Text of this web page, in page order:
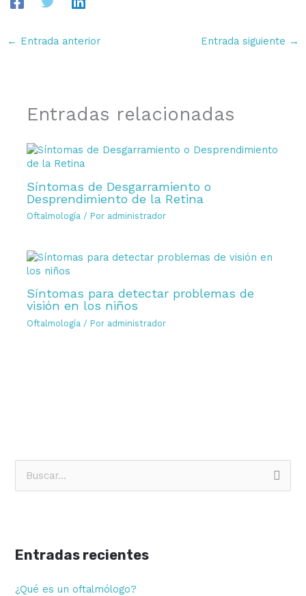
← Entrada anterior Entrada siguiente →
Entradas relacionadas
Síntomas de Desgarramiento o
Desprendimiento de la Retina
Oftalmología / Por administrador
Síntomas para detectar problemas de
visión en los niños
Oftalmología / Por administrador
a
Entradas recientes
¿Qué es un oftalmólogo?